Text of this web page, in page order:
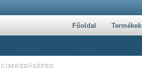
Főoldal Termékek
CÍMKÉZŐGÉPEK